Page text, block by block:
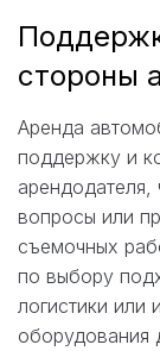
стороны
Аренда
поддержку и
вопросы или
съемочных
по выбору
логистики или
оборудования